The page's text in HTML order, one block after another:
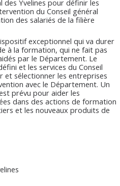
des Yvelines pour définir les
du Conseil général
des salariés de la filière
exceptionnel qui va durer
à la formation, qui ne fait pas
par le Département. Le
et les services du Conseil
et sélectionner les entreprises
avec le Département. Un
prévu pour aider les
dans des actions de formation
et les nouveaux produits de